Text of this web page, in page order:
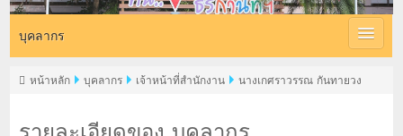
บุคลากร
หน้าหลัก บุคลากร เจ้าหน้าที่สำนักงาน นางเกศราวรรณ กันทายวง